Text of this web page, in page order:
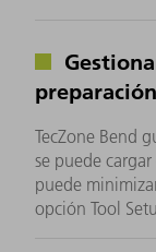
preparación
TecZone Bend
se puede
puede
opción Tool